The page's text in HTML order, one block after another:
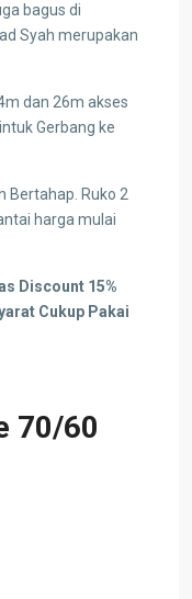
bagus di
Syah merupakan
dan 26m akses
Gerbang ke
Bertahap. Ruko 2
harga mulai
Discount 15%
Cukup Pakai
70/60